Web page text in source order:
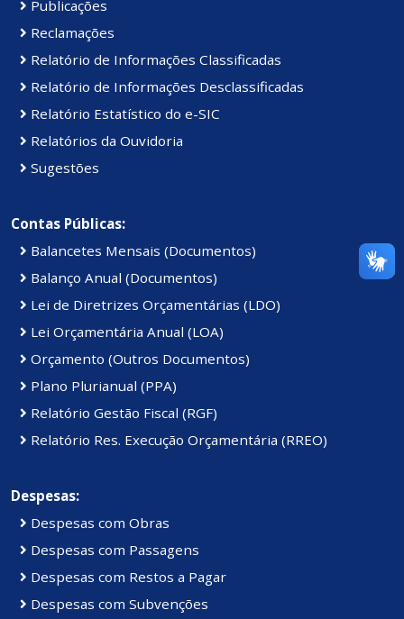
Publicações
Reclamações
Relatório de Informações Classificadas
Relatório de Informações Desclassificadas
Relatório Estatístico do e-SIC
Relatórios da Ouvidoria
Sugestões
Contas Públicas:
Balancetes Mensais (Documentos)
Balanço Anual (Documentos)
Lei de Diretrizes Orçamentárias (LDO)
Lei Orçamentária Anual (LOA)
Orçamento (Outros Documentos)
Plano Plurianual (PPA)
Relatório Gestão Fiscal (RGF)
Relatório Res. Execução Orçamentária (RREO)
Despesas:
Despesas com Obras
Despesas com Passagens
Despesas com Restos a Pagar
Despesas com Subvenções